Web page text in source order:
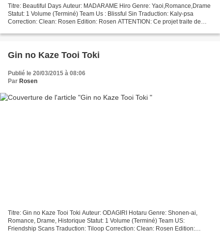
Titre: Beautiful Days Auteur: MADARAME Hiro Genre: Yaoi,Romance,Drame
Statut: 1 Volume (Terminé) Team Us : Blissful Sin Traduction: Kaly-psa
Correction: Clean: Rosen Edition: Rosen ATTENTION: Ce projet traite de
Gin no Kaze Tooi Toki
Publié le 20/03/2015 à 08:06
Par Rosen
Titre: Gin no Kaze Tooi Toki Auteur: ODAGIRI Hotaru Genre: Shonen-ai,
Romance, Drame, Historique Statut: 1 Volume (Terminé) Team US:
Friendship Scans Traduction: Tiloop Correction: Clean: Rosen Edition: